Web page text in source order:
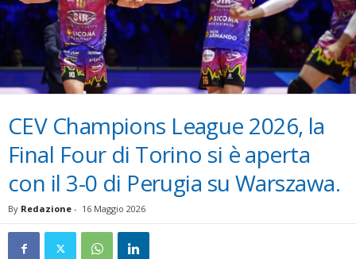
CEV Champions League 2026, la
Final Four di Torino si è aperta
con il 3-0 di Perugia su Warszawa.
By Redazione - 16 Maggio 2026